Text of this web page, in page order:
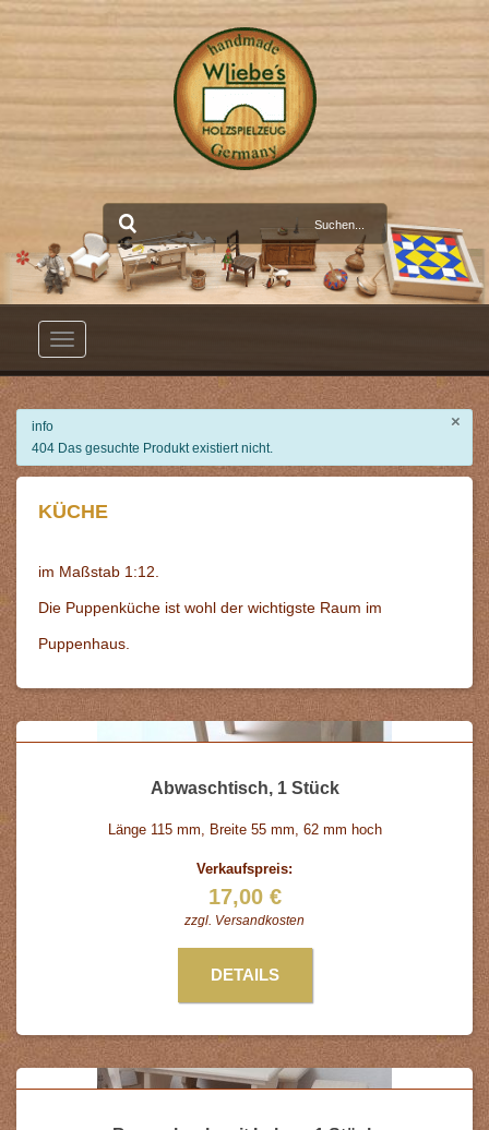
Toggle
×
info
404 Das gesuchte Produkt existiert nicht.
KÜCHE
im Maßstab 1:12.
Die Puppenküche ist wohl der wichtigste Raum im
Puppenhaus.
Abwaschtisch, 1 Stück
Länge 115 mm, Breite 55 mm, 62 mm hoch
Verkaufspreis:
17,00 €
zzgl. Versandkosten
DETAILS